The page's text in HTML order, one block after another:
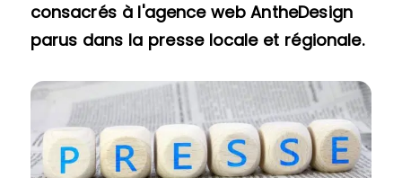
consacrés à l'agence web AntheDesign
parus dans la presse locale et régionale.